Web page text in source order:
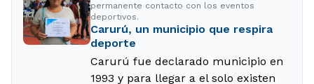
permanente contacto con los eventos
deportivos.
Carurú, un municipio que respira
deporte
Carurú fue declarado municipio en
1993 y para llegar a el solo existen